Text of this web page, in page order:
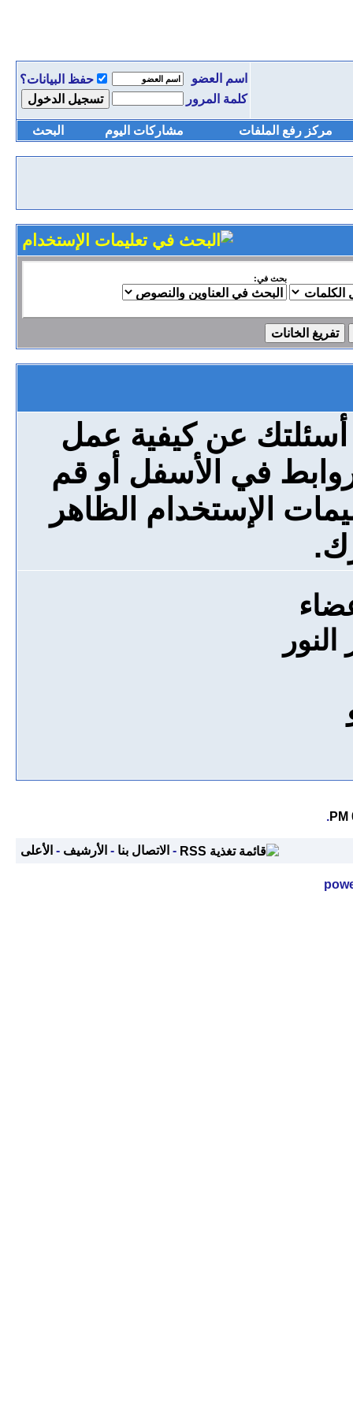
اسم العضو
حفظ البيانات؟
كلمة المرور
مركز رفع الملفات مشاركات اليوم البحث
بحث في:
أسئلتك عن كيفية عمل
في الأسفل أو قم
الإستخدام الظاهر
.
- الاتصال بنا - الأرشيف - الأعلى